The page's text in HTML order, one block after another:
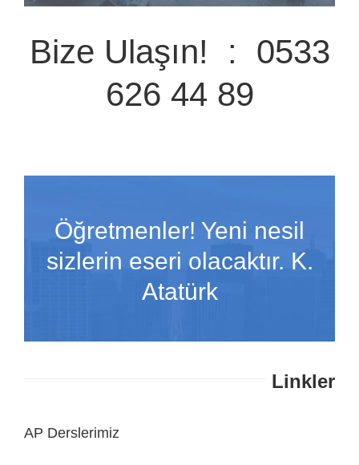
Bize Ulaşın! : 0533
626 44 89
Öğretmenler! Yeni nesil
sizlerin eseri olacaktır. K.
Atatürk
Linkler
AP Derslerimiz